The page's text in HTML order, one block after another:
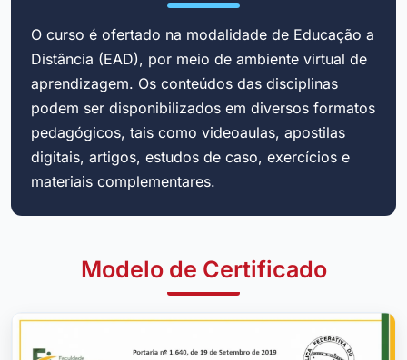
O curso é ofertado na modalidade de Educação a
Distância (EAD), por meio de ambiente virtual de
aprendizagem. Os conteúdos das disciplinas
podem ser disponibilizados em diversos formatos
pedagógicos, tais como videoaulas, apostilas
digitais, artigos, estudos de caso, exercícios e
materiais complementares.
Modelo de Certificado